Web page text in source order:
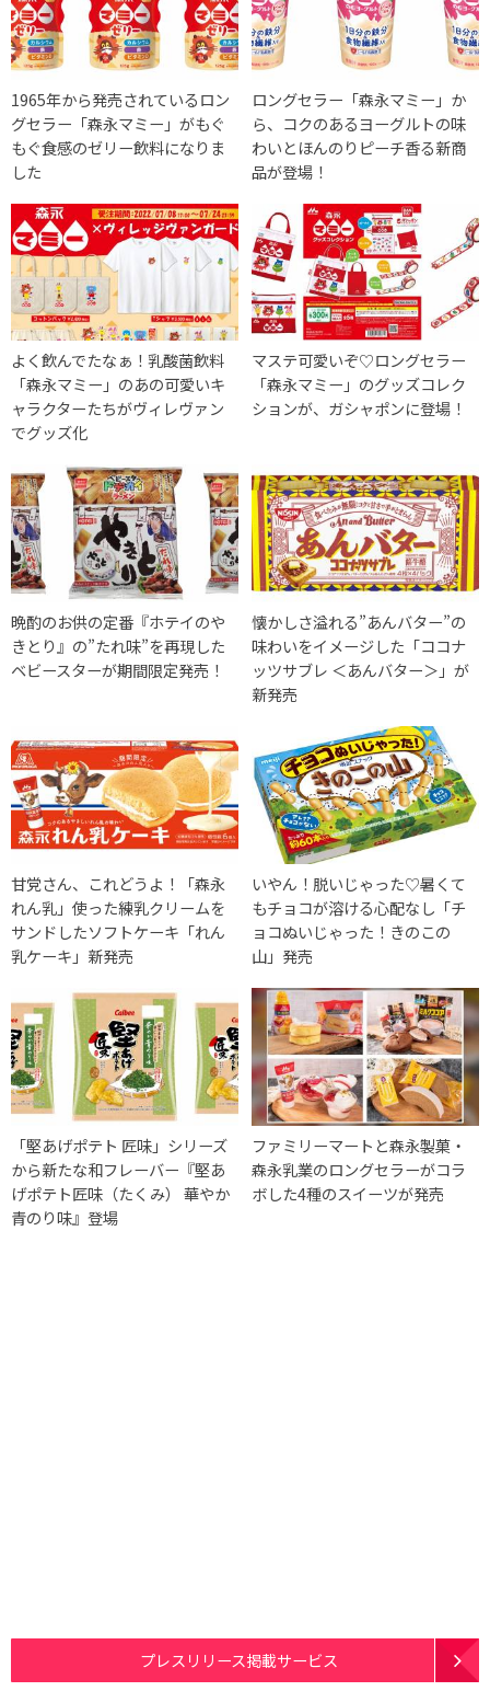
1965年から発売されているロン
グセラー「森永マミー」がもぐ
もぐ食感のゼリー飲料になりま
した
ロングセラー「森永マミー」か
ら、コクのあるヨーグルトの味
わいとほんのりピーチ香る新商
品が登場！
よく飲んでたなぁ！乳酸菌飲料
「森永マミー」のあの可愛いキ
ャラクターたちがヴィレヴァン
でグッズ化
マステ可愛いぞ♡ロングセラー
「森永マミー」のグッズコレク
ションが、ガシャポンに登場！
晩酌のお供の定番『ホテイのや
きとり』の”たれ味”を再現した
ベビースターが期間限定発売！
懐かしさ溢れる”あんバター”の
味わいをイメージした「ココナ
ッツサブレ ＜あんバター＞」が
新発売
甘党さん、これどうよ！「森永
れん乳」使った練乳クリームを
サンドしたソフトケーキ「れん
乳ケーキ」新発売
いやん！脱いじゃった♡暑くて
もチョコが溶ける心配なし「チ
ョコぬいじゃった！きのこの
山」発売
「堅あげポテト 匠味」シリーズ
から新たな和フレーバー『堅あ
げポテト匠味（たくみ） 華やか
青のり味』登場
ファミリーマートと森永製菓・
森永乳業のロングセラーがコラ
ボした4種のスイーツが発売
プレスリリース掲載サービス